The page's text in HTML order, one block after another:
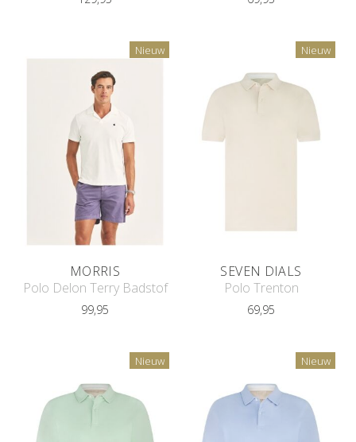
MORRIS
Polo Delon Terry Badstof
99,95
Nieuw
SEVEN DIALS
Polo Trenton
69,95
Nieuw
Nieuw Nieuw